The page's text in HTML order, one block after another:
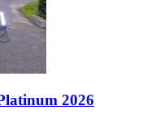
2026